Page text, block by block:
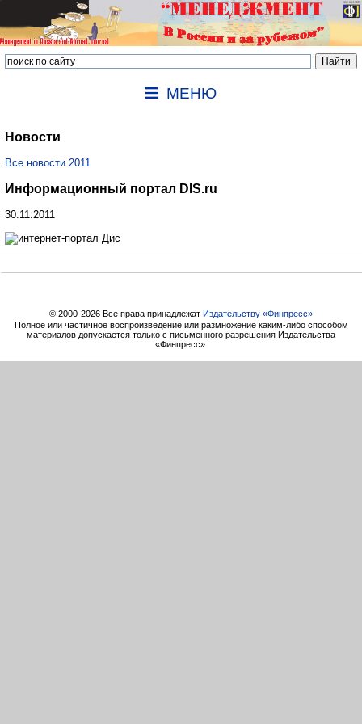
МЕНЮ
Новости
Все новости 2011
Информационный портал DIS.ru
30.11.2011
© 2000-2026 Все права принадлежат Издательству «Финпресс»
Полное или частичное воспроизведение или размножение каким-либо способом
материалов допускается только с письменного разрешения Издательства
«Финпресс».